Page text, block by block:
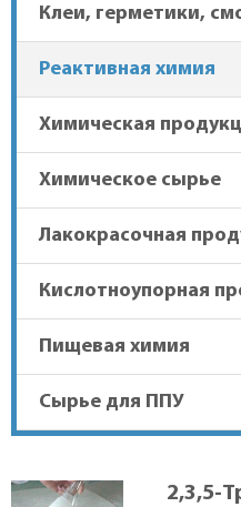
Гарантия
+7 (863)
Клеи, герметики,
Реактивная химия
Химическая
Химическое сырье
Лакокрасочная
Кислотноупорная
Пищевая химия
Сырье для ППУ
2,3,5-